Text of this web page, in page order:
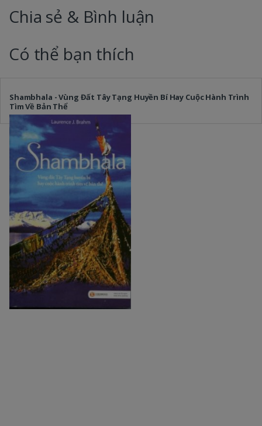
Chia sẻ & Bình luận
Có thể bạn thích
Shambhala - Vùng Đất Tây Tạng Huyền Bí Hay Cuộc Hành Trình
Tìm Về Bản Thể